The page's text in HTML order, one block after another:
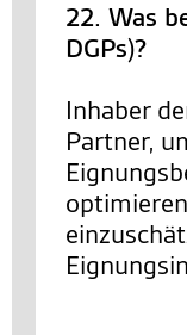
22. Was
DGPs)?
Inhaber
Partner,